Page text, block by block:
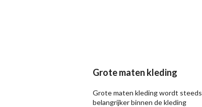
Grote maten kleding
Grote maten kleding wordt steeds
belangrijker binnen de kleding